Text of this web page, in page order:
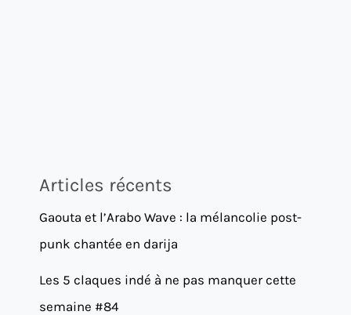
Articles récents
Gaouta et l’Arabo Wave : la mélancolie post-
punk chantée en darija
Les 5 claques indé à ne pas manquer cette
semaine #84